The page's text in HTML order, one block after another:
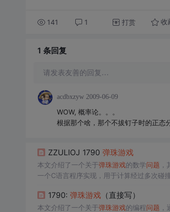
141 1 打赏 收
1 条回复
请发表友善的回复…
acdbxzyw 2009-06-09
WOW, 概率论。。。
根据那个啥，那个不拔钉子时的正态
ZZULIOJ 1790 弹珠游戏
本文介绍了一个关于弹珠游戏的数学问题
一个C语言程序实现，用于计算经过多次碰
1790: 弹珠游戏 （直接写）
本文介绍了一个关于弹珠游戏的编程问题